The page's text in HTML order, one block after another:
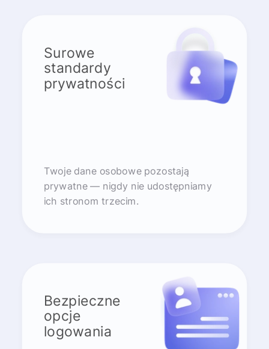
Surowe
standardy
prywatności
Twoje dane osobowe pozostają
prywatne — nigdy nie udostępniamy
ich stronom trzecim.
Bezpieczne
opcje
logowania